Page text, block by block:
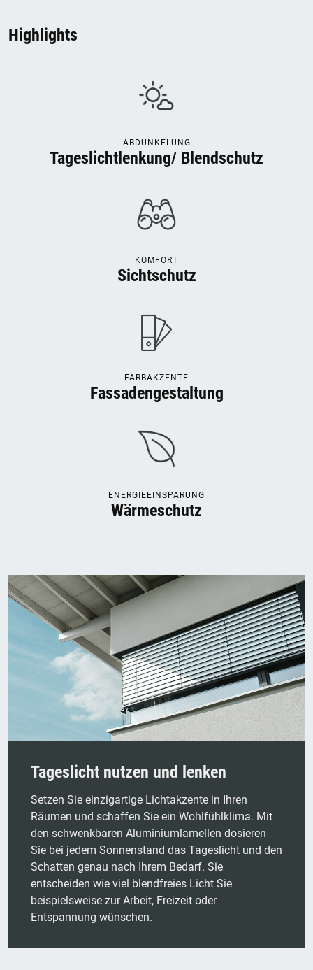
Highlights
ABDUNKELUNG
Tageslichtlenkung/ Blendschutz
KOMFORT
Sichtschutz
FARBAKZENTE
Fassadengestaltung
ENERGIEEINSPARUNG
Wärmeschutz
Tageslicht nutzen und lenken
Setzen Sie einzigartige Lichtakzente in Ihren
Räumen und schaffen Sie ein Wohlfühlklima. Mit
den schwenkbaren Aluminiumlamellen dosieren
Sie bei jedem Sonnenstand das Tageslicht und den
Schatten genau nach Ihrem Bedarf. Sie
entscheiden wie viel blendfreies Licht Sie
beispielsweise zur Arbeit, Freizeit oder
Entspannung wünschen.